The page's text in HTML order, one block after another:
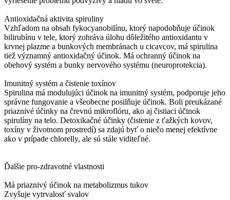
Antioxidačná aktivita spiruliny
Vzhľadom na obsah fykocyanobilínu, ktorý napodobňuje účinok
bilirubínu v tele, ktorý zohráva úlohu dôležitého antioxidantu v
krvnej plazme a bunkových membránach u cicavcov, má spirulina
tiež významný antioxidačný účinok. Má ochranný účinok na
obehový systém a bunky nervového systému (neuroprotekcia).
Imunitný systém a čistenie toxínov
Spirulina má modulujúci účinok na imunitný systém, podporuje jeho
správne fungovanie a všeobecne posilňuje účinok. Boli preukázané
priaznivé účinky na črevnú mikroflóru, ako aj čistiaci účinok
spirulíny na telo. Detoxikačné účinky (čistenie z ťažkých kovov,
toxíny v životnom prostredí) sa zdajú byť o niečo menej efektívne
ako v prípade chlorelly, ale sú stále viditeľné.
Ďalšie pro-zdravotné vlastnosti
Má priaznivý účinok na metabolizmus tukov
Zvyšuje vytrvalosť svalov